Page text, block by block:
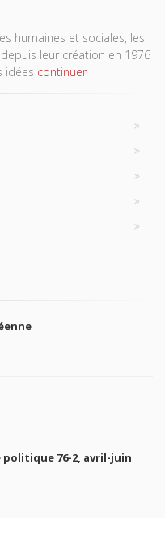
humaines et sociales, les
leur création en 1976
idées continuer
politique 76-2, avril-juin